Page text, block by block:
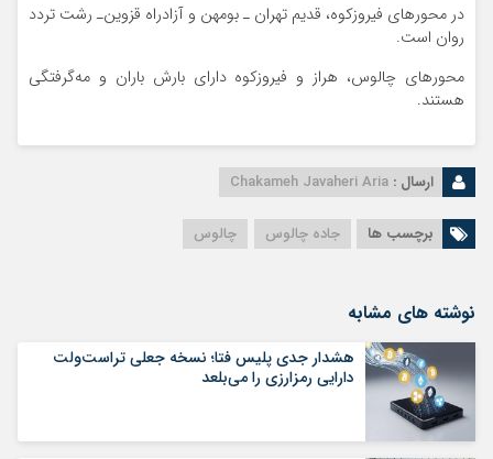
در محورهای فیروزکوه، قدیم تهران‌ ـ بومهن و آزادراه قزوین‌ـ رشت تردد
روان است.
محورهای چالوس، هراز و فیروزکوه دارای بارش باران و مه‌گرفتگی
هستند.
ارسال : Chakameh Javaheri Aria
برچسب ها جاده چالوس چالوس
نوشته های مشابه
هشدار جدی پلیس فتا؛ نسخه جعلی تراست‌ولت
دارایی رمزارزی را می‌بلعد